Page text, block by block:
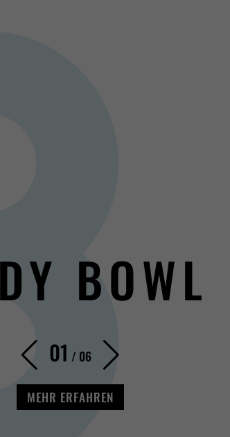
BOWL
01 / 06
MEHR ERFAHREN